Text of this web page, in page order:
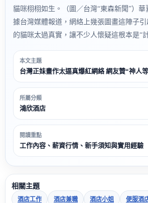
貓咪栩栩如生。（圖／台灣“東森新聞”）華
據台灣媒體報道，網絡上幾張圖畫這陣子
的貓咪太過真實，讓不少人懷疑這根本是“
本文主題
台灣正妹畫作太逼真爆紅網絡 網友贊“神人
所屬分類
鴻欣酒店
閱讀重點
工作內容、薪資行情、新手須知與實用經驗
相關主題
酒店工作 酒店兼職 酒店小姐 便服酒